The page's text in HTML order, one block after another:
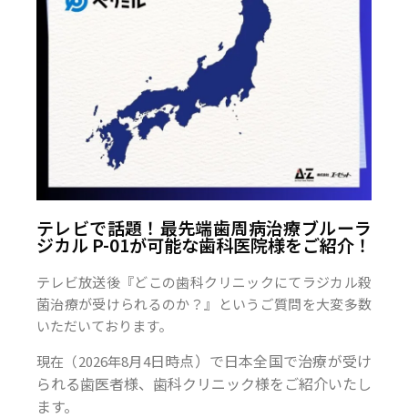
テレビで話題！最先端歯周病治療ブルーラ
ジカル P-01が可能な歯科医院様をご紹介！
テレビ放送後『どこの歯科クリニックにてラジカル殺
菌治療が受けられるのか？』というご質問を大変多数
いただいております。
現在（2026年8月4日時点）で日本全国で治療が受け
られる歯医者様、歯科クリニック様をご紹介いたし
ます。